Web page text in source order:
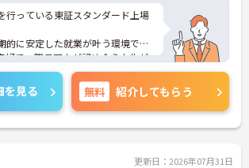
行っている東証スタンダード上場
的に安定した就業が叶う環境で
好で、職員同士が認め合う文化が
は、面接対策ポイントなど、さら
ますのでお気軽にご相談くださ
を見る 無料 紹介してもらう
更新日：2026年07月31日